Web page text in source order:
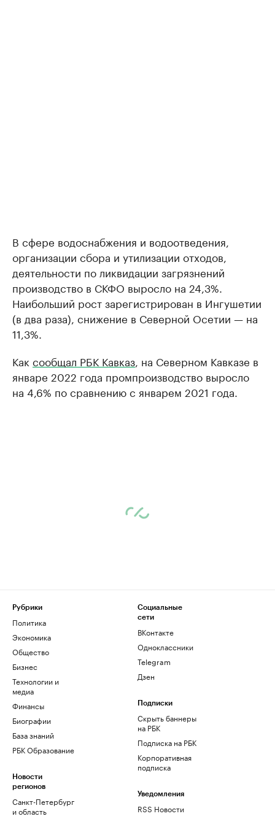
В сфере водоснабжения и водоотведения,
организации сбора и утилизации отходов,
деятельности по ликвидации загрязнений
производство в СКФО выросло на 24,3%.
Наибольший рост зарегистрирован в Ингушетии
(в два раза), снижение в Северной Осетии — на
11,3%.
Как сообщал РБК Кавказ, на Северном Кавказе в
январе 2022 года промпроизводство выросло
на 4,6% по сравнению с январем 2021 года.
Рубрики
Политика
Экономика
Общество
Бизнес
Технологии и
медиа
Финансы
Биографии
База знаний
РБК Образование
Новости
регионов
Санкт-Петербург
и область
Социальные
сети
ВКонтакте
Одноклассники
Telegram
Дзен
Подписки
Скрыть баннеры
на РБК
Подписка на РБК
Корпоративная
подписка
Уведомления
RSS Новости